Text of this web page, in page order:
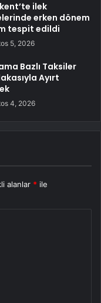
ilek
erken dönem
tespit edildi
5, 2026
Bazlı Taksiler
Ayırt
4, 2026
alanlar * ile